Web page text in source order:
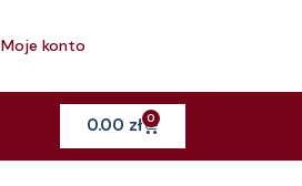
Moje konto
0.00 zł 0Cart